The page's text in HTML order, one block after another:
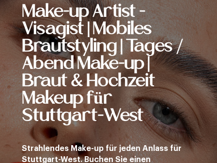
Make-up Artist -
Visagist | Mobiles
Brautstyling | Tages /
Abend Make-up |
Braut & Hochzeit
Makeup für
Stuttgart-West
Strahlendes Make-up für jeden Anlass für
Stuttgart-West. Buchen Sie einen